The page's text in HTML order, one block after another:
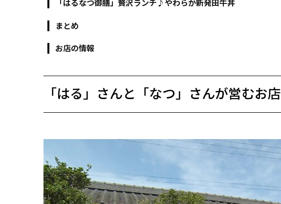
「はるなつ御膳」贅沢ランチ♪やわらか新発田牛丼
まとめ
お店の情報
「はる」さんと「なつ」さんが営むお店